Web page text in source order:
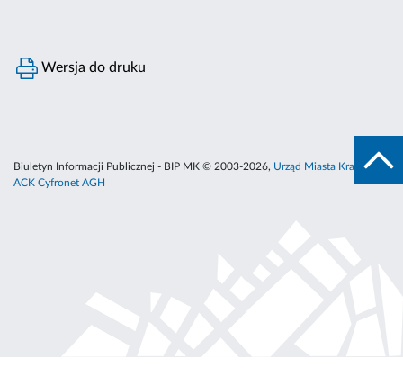
Wersja do druku
Biuletyn Informacji Publicznej - BIP MK © 2003-2026, Urząd Miasta Krakowa
ACK Cyfronet AGH